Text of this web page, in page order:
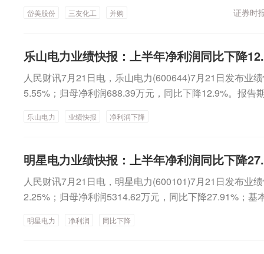
车出行的充电基础设施网络。市场层面，今日A股电力板
成绿色低碳的电力供给格局方面，《规划》提出，加强
长等因素，分地区分档确定新能源利用率指导目标。优化
能源利用率保持在90%左右，支撑非化石能源消费比重
推进常规水电开发。推动金沙江上游、澜沧江上游、雅
电装机达到4.1亿千瓦左右。《规划》还提到，积极安全
海核电基地布局和建设时序。推动核电规模化建设，积
示范和推广应用。多措并举降低小型堆成本，加强核能
役煤电机组实施宽负荷高效改造，低负荷运行工况的煤
示，茸明科技是一家专业从事汽车表面装饰件及功能部
岱美股份表示，本次交易若能顺利实施，将进一步延伸
覆盖面，通过后续资源整合与赋能，充分发挥协同效应，
的综合竞争能力，提升公司主营业务的规模和盈利能力。
计划为自有及自筹资金，不影响公司现有主营业务的正常
况产生重大不利影响。岱美股份同时提醒，本次交易最
条，进一步减少关联交易，公司控股子公司三友盐化拟
司）购买三友新材1878.6万股股份即31%的股权。交易
新材股权比例将由20%提升到51%，三友新材将成为三
公司合并报表范围。三友新材2023年2月在全国中小企业
岱美股份 三友化工 并购 证券时
乐山电力业绩快报：上半年净利润同比下降
人民财讯7月21日电，乐山电力(600644)7月21日发布业
5.55%；归母净利润688.39万元，同比下降12.9%。报
乐山电力 业绩快报 净利润下降
明星电力业绩快报：上半年净利润同比下降
人民财讯7月21日电，明星电力(600101)7月21日发布业
2.25%；归母净利润5314.62万元，同比下降27.91%；
明星电力 净利润 同比下降